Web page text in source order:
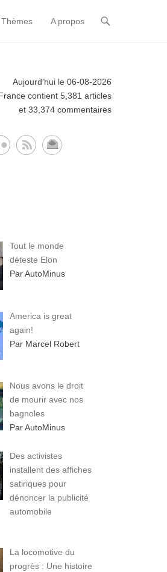
Thèmes A propos
Aujourd'hui le 06-08-2026
contient 5,381 articles
et 33,374 commentaires
Tout le monde
déteste Elon
Par AutoMinus
America is great
again!
Par Marcel Robert
Nous avons le droit
de mourir avec nos
bagnoles
Par AutoMinus
Des activistes
installent des affiches
satiriques pour
dénoncer la publicité
automobile
La locomotive du
progrès : Une histoire